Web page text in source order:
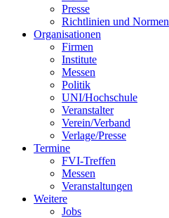
Presse
Richtlinien und Normen
Organisationen
Firmen
Institute
Messen
Politik
UNI/Hochschule
Veranstalter
Verein/Verband
Verlage/Presse
Termine
FVI-Treffen
Messen
Veranstaltungen
Weitere
Jobs